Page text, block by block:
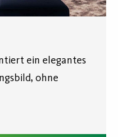
ein elegantes
ohne